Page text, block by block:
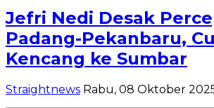
Jefri Nedi Desak
Padang-Pekanbaru,
Kencang ke Sumbar
Straightnews Rabu, 08 Oktober